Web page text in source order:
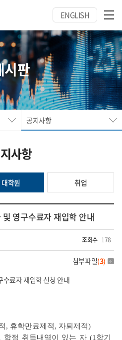
ENGLISH
시판
공지사항
사항
대학원 취업
영구수료자 재입학 안내
조회수 178
첨부파일(3)
료자 재입학 신청 안내
, 휴학만료제적, 자퇴제적)
점 취득내역이 있는 자 (1학기